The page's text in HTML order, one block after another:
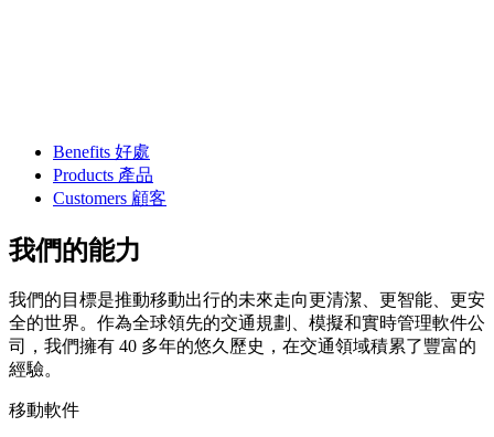
Benefits 好處
Products 產品
Customers 顧客
我們的能力
我們的目標是推動移動出行的未來走向更清潔、更智能、更安
全的世界。作為全球領先的交通規劃、模擬和實時管理軟件公
司，我們擁有 40 多年的悠久歷史，在交通領域積累了豐富的
經驗。
移動軟件